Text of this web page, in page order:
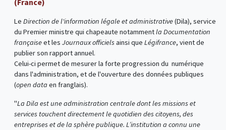
(France)
Le Direction de l'information légale et administrative(Dila), service
du Premier ministre qui chapeaute notammentla Documentation
françaiseet les Journaux officiels ainsi que Légifrance, vient de
publier son rapport annuel.
Celui-ci permet de mesurer la forte progression du numérique
dans l'administration, et de l'ouverture des données publiques
(open dataen franglais).
"La Dila est une administration centrale dont les missions et
services touchent directement le quotidien des citoyens, des
entreprises et de la sphère publique. L’institution a connu une